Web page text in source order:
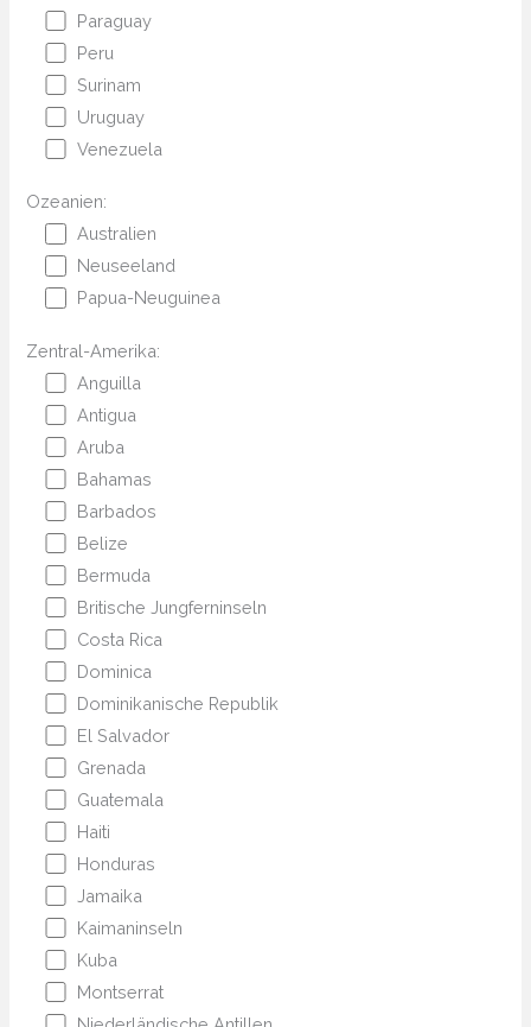
Paraguay
Peru
Surinam
Uruguay
Venezuela
Ozeanien:
Australien
Neuseeland
Papua-Neuguinea
Zentral-Amerika:
Anguilla
Antigua
Aruba
Bahamas
Barbados
Belize
Bermuda
Britische Jungferninseln
Costa Rica
Dominica
Dominikanische Republik
El Salvador
Grenada
Guatemala
Haiti
Honduras
Jamaika
Kaimaninseln
Kuba
Montserrat